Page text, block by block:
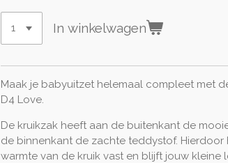
In winkelwagen
Maak je babyuitzet helemaal compleet met
D4 Love.
De kruikzak heeft aan de buitenkant de
de binnenkant de zachte teddystof.
warmte van de kruik vast en blijft jouw kleine